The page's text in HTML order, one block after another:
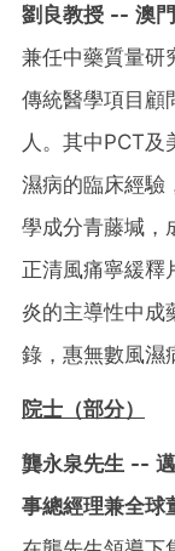
劉良教授 -- 澳
兼任中藥質量研
傳統醫學項目顧
人。其中PCT
濕病的臨床經驗
學成分青藤堿，
正清風痛寧緩釋
炎的主導性中成
錄，惠無數風濕
院士 （部分）
龔永泉先生 --
事總經理兼全球